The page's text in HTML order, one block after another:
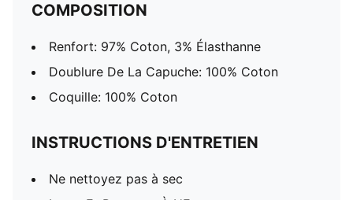
COMPOSITION
Renfort: 97% Coton, 3% Élasthanne
Doublure De La Capuche: 100% Coton
Coquille: 100% Coton
INSTRUCTIONS D'ENTRETIEN
Ne nettoyez pas à sec